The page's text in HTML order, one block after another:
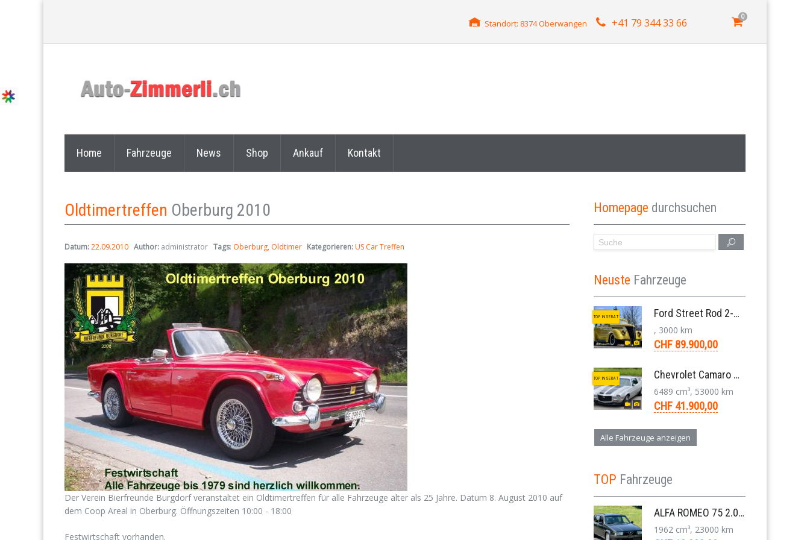
Standort: 8374 Oberwangen +41 79 344 33 66 0
Home Fahrzeuge News Shop Ankauf Kontakt
Oldtimertreffen Oberburg 2010
Datum:22.09.2010 Author: administrator Tags: Oberburg Oldtimer Kategorieren:US Car Treffen
Der Verein Bierfreunde Burgdorf veranstaltet ein Oldtimertreffen für alle Fahrzeuge älter als 25 Jahre. Datum 8. August 2010 auf
dem Coop Areal in Oberburg. Öffnungszeiten 10:00 - 18:00
Festwirtschaft vorhanden.
Homepage durchsuchen
Neuste Fahrzeuge
TOP INSERAT Ford Street Rod 2-Door V8 Aut. 1937
, 3000 km
CHF 89.900,00
TOP INSERAT Chevrolet Camaro SS 396 LS3 Coupe Aut. 1971
6489 cm³, 53000 km
CHF 41.900,00
Alle Fahrzeuge anzeigen
TOP Fahrzeuge
ALFA ROMEO 75 2.0 TS Super Berlina 5-Gang 1991
1962 cm³, 23000 km